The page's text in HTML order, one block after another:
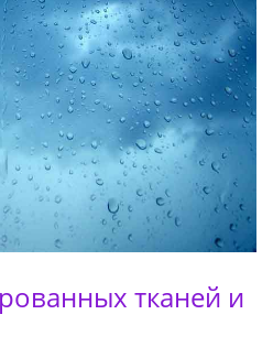
тканей и